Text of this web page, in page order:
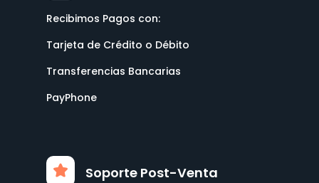
Recibimos Pagos con:
Tarjeta de Crédito o Débito
Transferencias Bancarias
PayPhone
Soporte Post-Venta